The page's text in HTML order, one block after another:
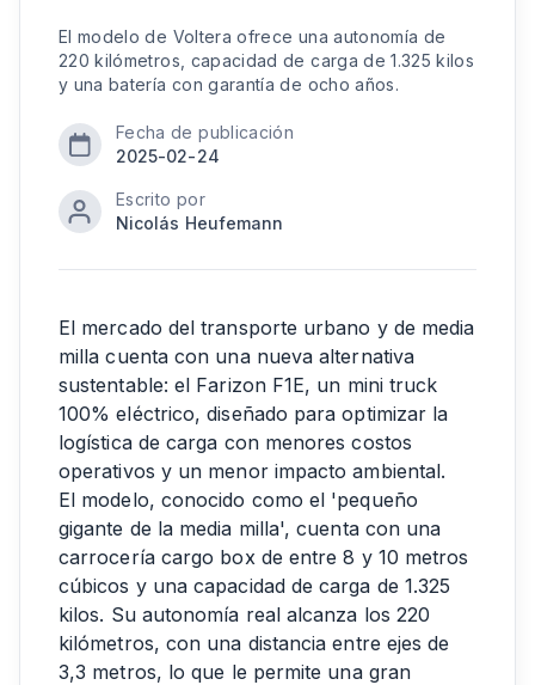
El modelo de Voltera ofrece una autonomía de
220 kilómetros, capacidad de carga de 1.325 kilos
y una batería con garantía de ocho años.
Fecha de publicación
2025-02-24
Escrito por
Nicolás Heufemann
El mercado del transporte urbano y de media
milla cuenta con una nueva alternativa
sustentable: el Farizon F1E, un mini truck
100% eléctrico, diseñado para optimizar la
logística de carga con menores costos
operativos y un menor impacto ambiental.
El modelo, conocido como el 'pequeño
gigante de la media milla', cuenta con una
carrocería cargo box de entre 8 y 10 metros
cúbicos y una capacidad de carga de 1.325
kilos. Su autonomía real alcanza los 220
kilómetros, con una distancia entre ejes de
3,3 metros, lo que le permite una gran